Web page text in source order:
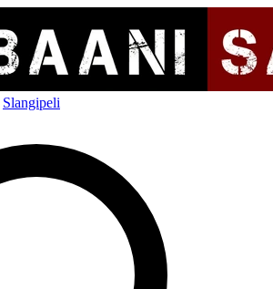
Slangipeli